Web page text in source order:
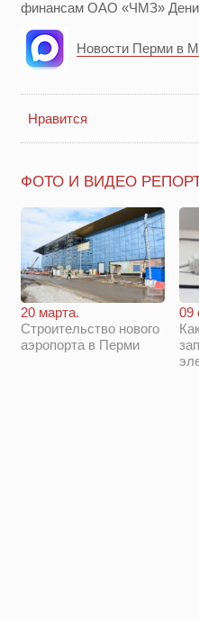
финансам ОАО «ЧМЗ»
Новости Перми в
Нравится
ФОТО И ВИДЕО
20 марта.
Строительство нового
аэропорта в Перми
09